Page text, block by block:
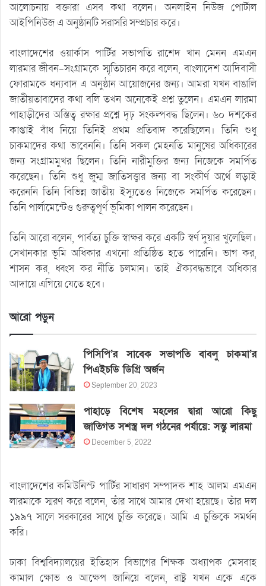
আলোচনায় বক্তারা এসব কথা বলেন। অনলাইন নিউজ পোর্টাল
আইপিনিউজ এ অনুষ্ঠানটি সরাসরি সম্প্রচার করে।
বাংলাদেশের ওয়ার্কাস পার্টির সভাপতি রাশেদ খান মেনন এমএন
লারমার জীবন-সংগ্রামকে স্মৃতিচারন করে বলেন, বাংলাদেশ আদিবাসী
ফোরামকে ধন্যবাদ এ অনুষ্ঠান আয়োজনের জন্য। আমরা যখন বাঙালি
জাতীয়তাবাদের কথা বলি তখন অনেকেই প্রশ্ন তুলেন। এমএন লারমা
পাহাড়ীদের অস্তিত্ব রক্ষার প্রশ্নে দৃঢ় সংকল্পবদ্ধ ছিলেন। ৬০ দশকের
কাপ্তাই বাঁধ নিয়ে তিনিই প্রথম প্রতিবাদ করেছিলেন। তিনি শুধু
চাকমাদের কথা ভাবেননি। তিনি সকল মেহনতি মানুষের অধিকারের
জন্য সংগ্রামমুখর ছিলেন। তিনি নারীমুক্তির জন্য নিজেকে সমর্পিত
করেছেন। তিনি শুধু জুম্ম জাতিসত্ত্বার জন্য বা সংকীর্ণ অর্থে লড়াই
করেননি তিনি বিভিন্ন জাতীয় ইস্যুতেও নিজেকে সমর্পিত করেছেন।
তিনি পার্লামেন্টেও গুরুত্বপূর্ণ ভূমিকা পালন করেছেন।
তিনি আরো বলেন, পার্বত্য চুক্তি স্বাক্ষর করে একটি স্বর্ণ দুয়ার খুলেছিল।
সেখানকার ভূমি অধিকার এখনো প্রতিষ্ঠিত হতে পারেনি। ভাগ কর,
শাসন কর, ধ্বংস কর নীতি চলমান। তাই ঐক্যবদ্ধভাবে অধিকার
আদায়ে এগিয়ে যেতে হবে।
আরো পড়ুন
পিসিপি’র সাবেক সভাপতি বাবলু চাকমা’র
পিএইচডি ডিগ্রি অর্জন
September 20, 2023
পাহাড়ে বিশেষ মহলের দ্বারা আরো কিছু
জাতিগত সশস্ত্র দল গঠনের পর্যায়ে: সন্তু লারমা
December 5, 2022
বাংলাদেশের কমিউনিস্ট পার্টির সাধারণ সম্পাদক শাহ আলম এমএন
লারমাকে স্মরণ করে বলেন, তাঁর সাথে আমার দেখা হয়েছে। তাঁর দল
১৯৯৭ সালে সরকারের সাথে চুক্তি করেছে। আমি এ চুক্তিকে সমর্থন
করি।
ঢাকা বিশ্ববিদ্যালয়ের ইতিহাস বিভাগের শিক্ষক অধ্যাপক মেসবাহ
কামাল ক্ষোভ ও আক্ষেপ জানিয়ে বলেন, রাষ্ট্র যখন একে একে